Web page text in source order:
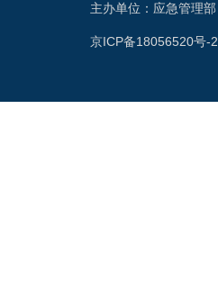
主办单位：应急管理部
京ICP备18056520号-2